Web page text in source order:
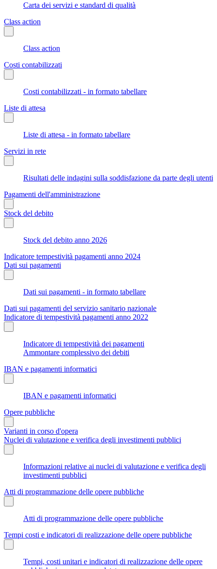
Carta dei servizi e standard di qualità
Class action
Class action
Costi contabilizzati
Costi contabilizzati - in formato tabellare
Liste di attesa
Liste di attesa - in formato tabellare
Servizi in rete
Risultati delle indagini sulla soddisfazione da parte degli utenti
Pagamenti dell'amministrazione
Stock del debito
Stock del debito anno 2026
Indicatore tempestività pagamenti anno 2024
Dati sui pagamenti
Dati sui pagamenti - in formato tabellare
Dati sui pagamenti del servizio sanitario nazionale
Indicatore di tempestività pagamenti anno 2022
Indicatore di tempestività dei pagamenti
Ammontare complessivo dei debiti
IBAN e pagamenti informatici
IBAN e pagamenti informatici
Opere pubbliche
Varianti in corso d'opera
Nuclei di valutazione e verifica degli investimenti pubblici
Informazioni relative ai nuclei di valutazione e verifica degli
investimenti pubblici
Atti di programmazione delle opere pubbliche
Atti di programmazione delle opere pubbliche
Tempi costi e indicatori di realizzazione delle opere pubbliche
Tempi, costi unitari e indicatori di realizzazione delle opere